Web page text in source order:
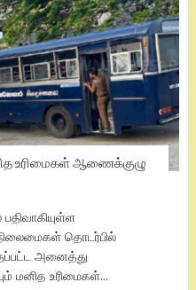
உரிமைகள் ஆணைக்குழு
தொடர்பில்
அனைத்து
மனித உரிமைகள்...